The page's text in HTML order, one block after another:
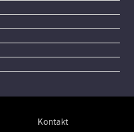
Kontakt